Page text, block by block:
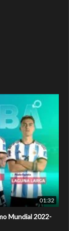
01:32
Mundial 2022-